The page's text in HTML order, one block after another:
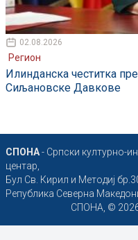
02.08.2026
Регион
Илинданска честитка
Сиљановске Давкове
СПОНА- Српски културно-
центар,
Бул Св. Кирил и Методиј
Република Северна
СПОНА, ©